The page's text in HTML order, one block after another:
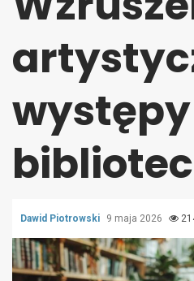
Dawid Piotrowski 9 maja 2026